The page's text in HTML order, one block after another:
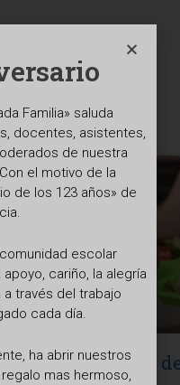
9na canasta
Familia» saluda
docentes, asistentes,
de nuestra
el motivo de la
de los 123 años» de
escolar
cariño, la alegría
través del trabajo
cada día.
ha abrir nuestros
mas hermoso,